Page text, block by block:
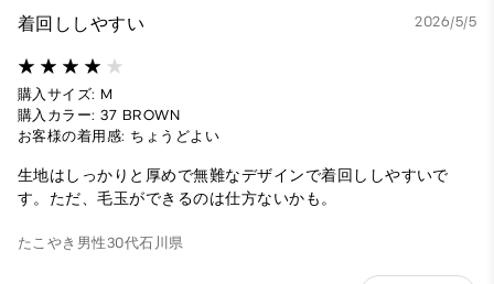
着回ししやすい 2026/5/5
購入サイズ: M
購入カラー: 37 BROWN
お客様の着用感: ちょうどよい
生地はしっかりと厚めで無難なデザインで着回ししやすいで
す。ただ、毛玉ができるのは仕方ないかも。
たこやき 男性30代石川県